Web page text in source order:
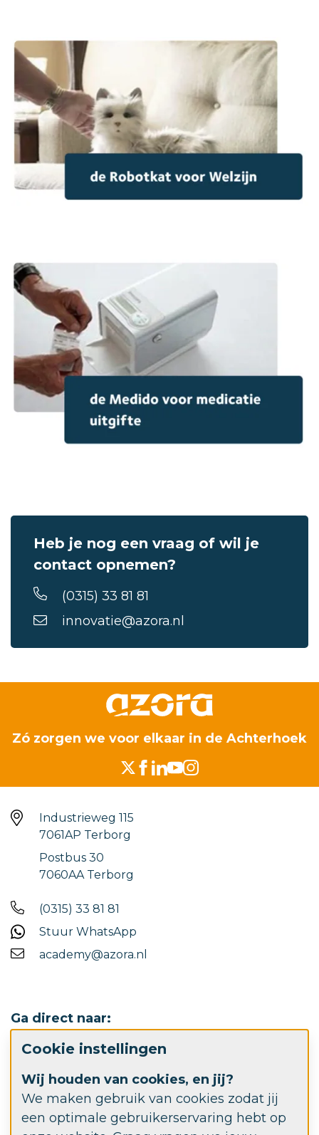
Cookie instellingen
Wij houden van cookies, en jij?
We maken gebruik van cookies zodat jij
een optimale gebruikerservaring hebt op
Heb je nog een vraag of wil je
contact opnemen?
(0315) 33 81 81
innovatie@azora.nl
Zó zorgen we voor elkaar in de Achterhoek
Industrieweg 115
7061AP Terborg
Postbus 30
7060AA Terborg
(0315) 33 81 81
Stuur WhatsApp
academy@azora.nl
Ga direct naar:
Werken bij Azora
Azora.nl
Azora Advies- en behandelcentrum